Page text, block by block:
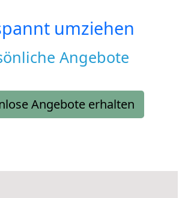
umziehen
Angebote
Angebote erhalten